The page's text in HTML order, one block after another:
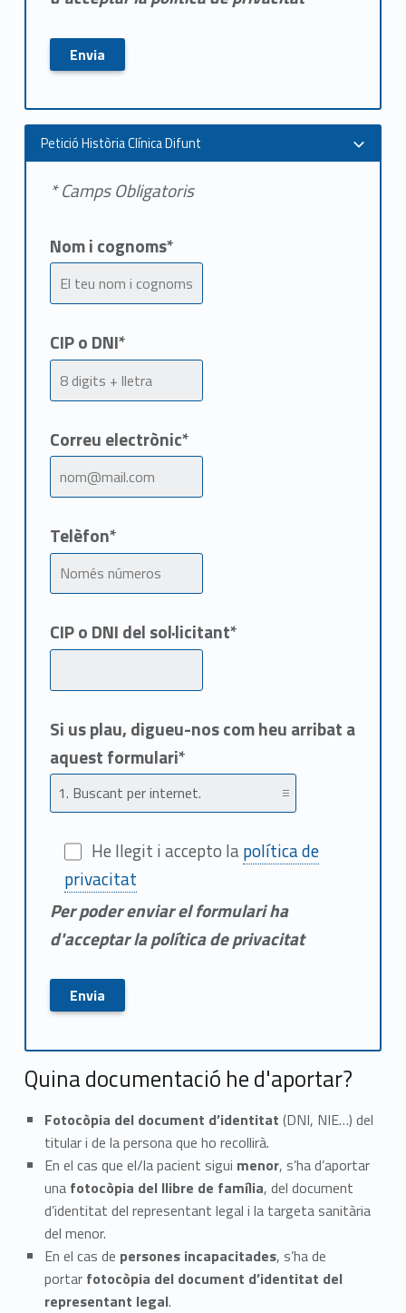
Petició Història Clínica Difunt
* Camps Obligatoris
Nom i cognoms*
CIP o DNI*
Correu electrònic*
Telèfon*
CIP o DNI del sol·licitant*
Si us plau, digueu-nos com heu arribat a
aquest formulari*
He llegit i accepto lapolítica de
privacitat
Per poder enviar el formulari ha
d'acceptar la política de privacitat
Quina documentació he d'aportar?
Fotocòpia del document d’identitat (DNI, NIE…) del
titular i de la persona que ho recollirà.
En el cas que el/la pacient sigui menor, s’ha d’aportar
una fotocòpia del llibre de família, del document
d’identitat del representant legal i la targeta sanitària
del menor.
En el cas de persones incapacitades, s’ha de
portar fotocòpia del document d’identitat del
representant legal.